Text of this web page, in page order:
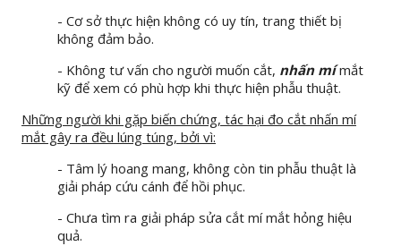
- Cơ sở thực hiện không có uy tín, trang thiết bị
không đảm bảo.
- Không tư vấn cho người muốn cắt, nhấn mímắt
kỹ để xem có phù hợp khi thực hiện phẫu thuật.
Những người khi gặp biến chứng, tác hại đo cắt nhấn mí
mắt gây ra đều lúng túng, bởi vì:
- Tâm lý hoang mang, không còn tin phẫu thuật là
giải pháp cứu cánh để hồi phục.
- Chưa tìm ra giải pháp sửa cắt mí mắt hỏng hiệu
quả.